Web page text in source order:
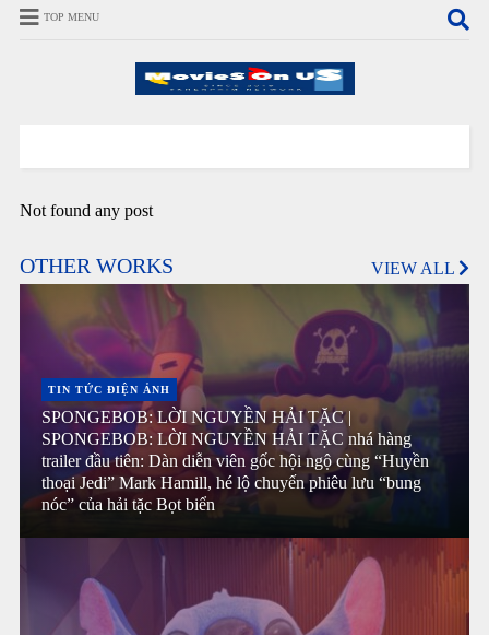
TOP MENU
Not found any post
OTHER WORKS VIEW ALL
TIN TỨC ĐIỆN ẢNH
SPONGEBOB: LỜI NGUYỀN HẢI TẶC |
SPONGEBOB: LỜI NGUYỀN HẢI TẶC nhá hàng
trailer đầu tiên: Dàn diễn viên gốc hội ngộ cùng “Huyền
thoại Jedi” Mark Hamill, hé lộ chuyến phiêu lưu “bung
nóc” của hải tặc Bọt biển